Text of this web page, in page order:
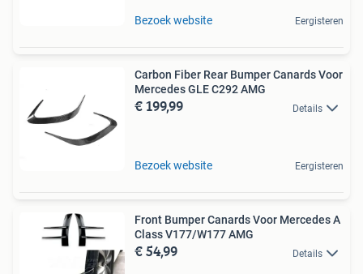
Bezoek website Eergisteren
Carbon Fiber Rear Bumper Canards Voor
Mercedes GLE C292 AMG
€ 199,99 Details
Bezoek website Eergisteren
Front Bumper Canards Voor Mercedes A
Class V177/W177 AMG
€ 54,99 Details